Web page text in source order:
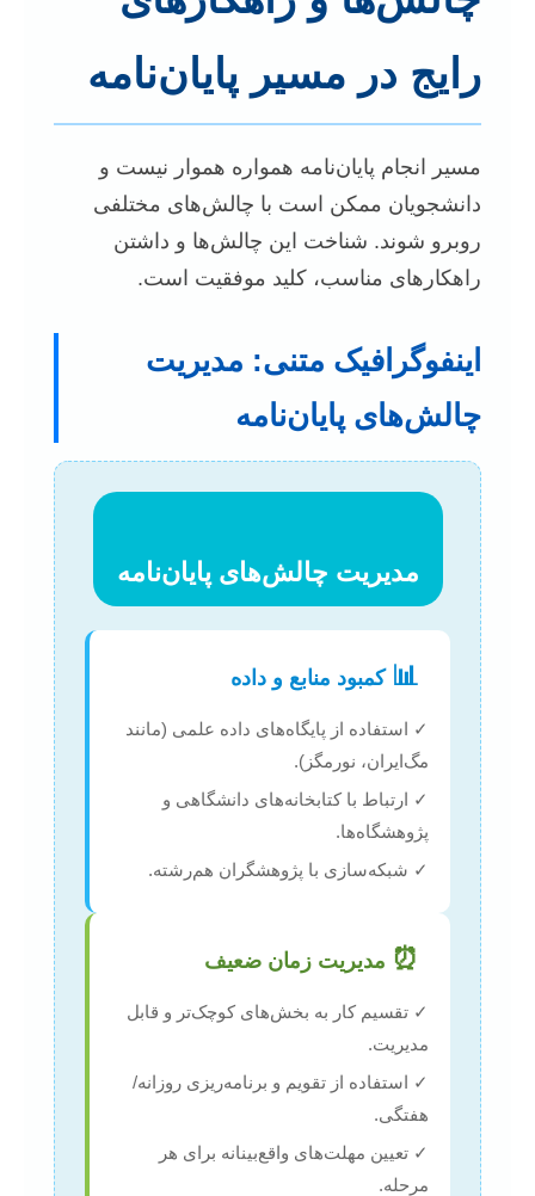
رایج در مسیر پایان‌نامه
مسیر انجام پایان‌نامه همواره هموار نیست و
دانشجویان ممکن است با چالش‌های مختلفی
روبرو شوند. شناخت این چالش‌ها و داشتن
راهکارهای مناسب، کلید موفقیت است.
اینفوگرافیک متنی: مدیریت
چالش‌های پایان‌نامه
مدیریت چالش‌های پایان‌نامه
📊 کمبود منابع و داده
✓ استفاده از پایگاه‌های داده علمی (مانند
مگ‌ایران، نورمگز).
✓ ارتباط با کتابخانه‌های دانشگاهی و
پژوهشگاه‌ها.
✓ شبکه‌سازی با پژوهشگران هم‌رشته.
⏰ مدیریت زمان ضعیف
✓ تقسیم کار به بخش‌های کوچک‌تر و قابل
مدیریت.
✓ استفاده از تقویم و برنامه‌ریزی روزانه/
هفتگی.
✓ تعیین مهلت‌های واقع‌بینانه برای هر
مرحله.